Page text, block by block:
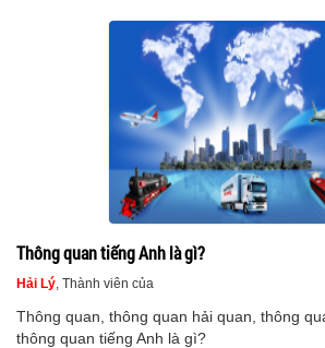
Thông quan tiếng Anh là gì?
Hải Lý , Thành viên của
Thông quan, thông quan hải quan, thông
thông quan tiếng Anh là gì?